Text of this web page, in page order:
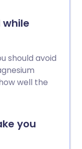
should avoid
well the
you